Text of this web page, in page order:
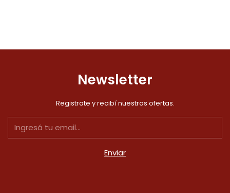
Newsletter
Registrate y recibí nuestras ofertas.